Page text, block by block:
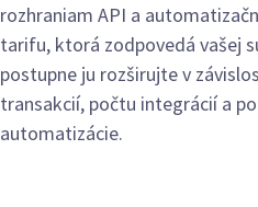
rozhraniam API a
tarifu, ktorá zodpovedá vašej
postupne ju rozširujte v
transakcií, počtu integrácií a
automatizácie.